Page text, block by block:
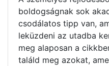
boldogságnak sok
csodálatos tipp van,
leküzdeni az utadba
meg alaposan a
találd meg azokat,